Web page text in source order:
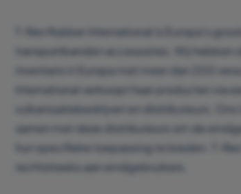
T-Rex Rubber International is Europa’s
transportbanden accessoires. Wij hebben
inventaris in Europa met meer dan 200
International verkoopt haar producten via
vulkanisatiebedrijven en distributeurs.
samen met deze distributeurs om de
hun specifieke toepassing te bieden. T-
rechtstreeks aan eindgebruikers.